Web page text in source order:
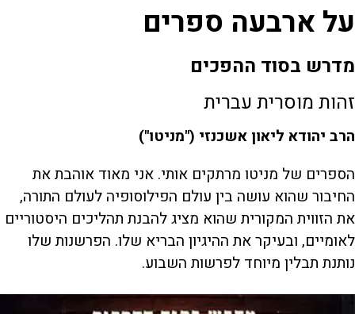
על ארבעה ספרים
מדרש בסוד ההפכים
זהות מוסרית עברית
הרב יהודא ליאון אשכנזי ("מניטו")
הספרים של מניטו מרתקים אותי. אני מאוד אוהבת את
החיבור שהוא עושה בין עולם הפילוסופיה לעולם התורה,
את הזווית המקורית שהוא מציג להבנת תהליכים היסטוריים
לאומיים, ובעיקר את ההיגיון הבריא שלו. הפרשנות שלו
נותנת תבלין מיוחד לפרשות השבוע.